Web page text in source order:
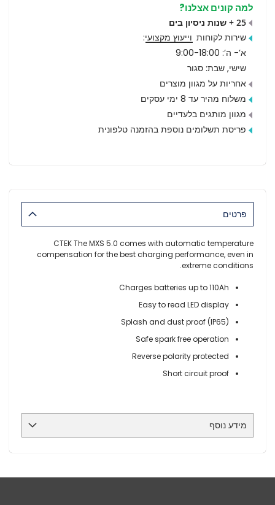
למה קונים אצלנו?
25 + שנות ניסיון בים
שירות לקוחות וייעוץ מקצועי:
א’- ה’: 9:00-18:00
שישי, שבת: סגור
אחריות על מגוון מוצרים
משלוח מהיר עד 8 ימי עסקים
מגוון מותגים בלעדיים
פריסת תשלומים נוספת בהזמנה טלפונית
פרטים
CTEK The MXS 5.0 comes with automatic temperature
compensation for the best charging performance, even in
extreme conditions.
Charges batteries up to 110Ah
Easy to read LED display
Splash and dust proof (IP65)
Safe spark free operation
Reverse polarity protected
Short circuit proof
מידע נוסף